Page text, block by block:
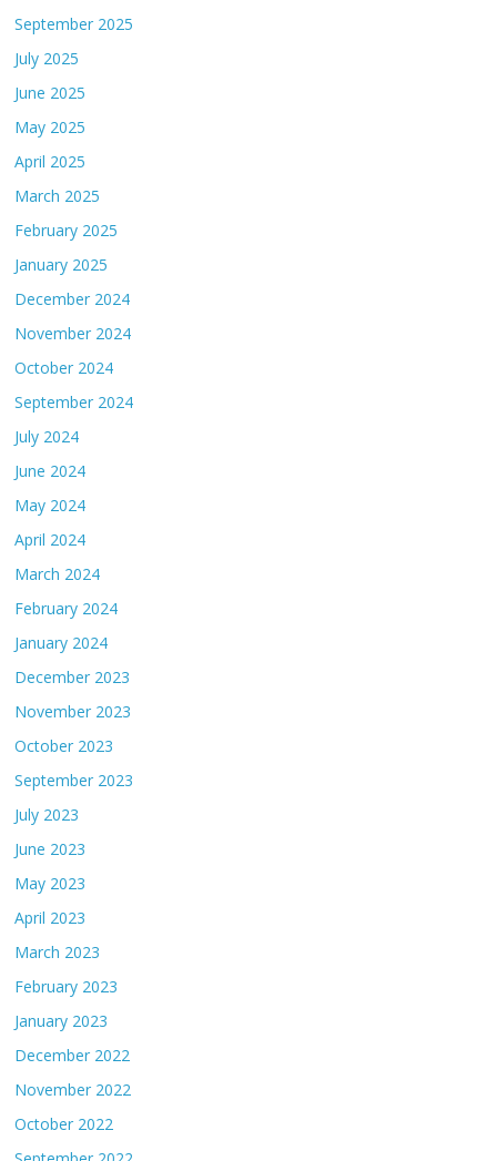
September 2025
July 2025
June 2025
May 2025
April 2025
March 2025
February 2025
January 2025
December 2024
November 2024
October 2024
September 2024
July 2024
June 2024
May 2024
April 2024
March 2024
February 2024
January 2024
December 2023
November 2023
October 2023
September 2023
July 2023
June 2023
May 2023
April 2023
March 2023
February 2023
January 2023
December 2022
November 2022
October 2022